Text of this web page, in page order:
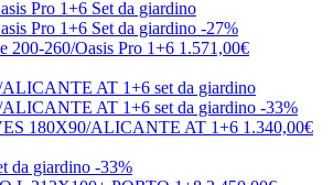
-27%
200-260/Oasis Pro 1+6 1.571,00€
-33%
180X90/ALICANTE AT 1+6 1.340,00€
-33%